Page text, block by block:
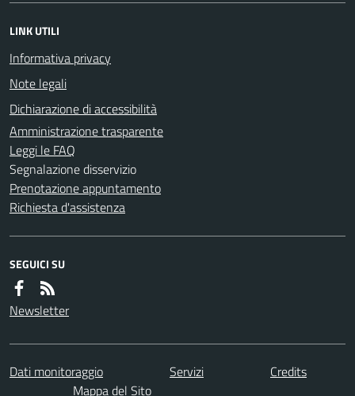
LINK UTILI
Informativa privacy
Note legali
Dichiarazione di accessibilità
Amministrazione trasparente
Leggi le FAQ
Segnalazione disservizio
Prenotazione appuntamento
Richiesta d'assistenza
SEGUICI SU
Newsletter
Dati monitoraggio Servizi
Credits
Mappa del Sito